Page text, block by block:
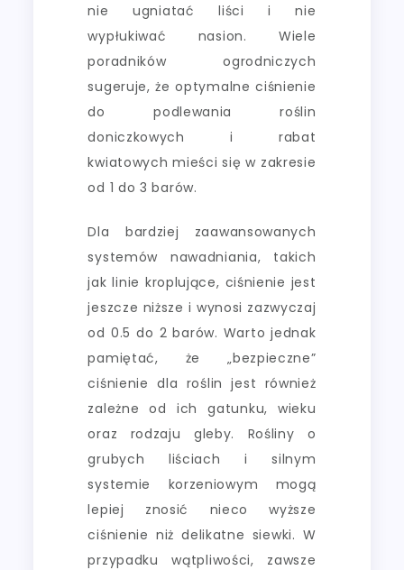
nie ugniatać liści i nie
wypłukiwać nasion. Wiele
poradników ogrodniczych
sugeruje, że optymalne ciśnienie
do podlewania roślin
doniczkowych i rabat
kwiatowych mieści się w zakresie
od 1 do 3 barów.
Dla bardziej zaawansowanych
systemów nawadniania, takich
jak linie kroplujące, ciśnienie jest
jeszcze niższe i wynosi zazwyczaj
od 0.5 do 2 barów. Warto jednak
pamiętać, że „bezpieczne”
ciśnienie dla roślin jest również
zależne od ich gatunku, wieku
oraz rodzaju gleby. Rośliny o
grubych liściach i silnym
systemie korzeniowym mogą
lepiej znosić nieco wyższe
ciśnienie niż delikatne siewki. W
przypadku wątpliwości, zawsze